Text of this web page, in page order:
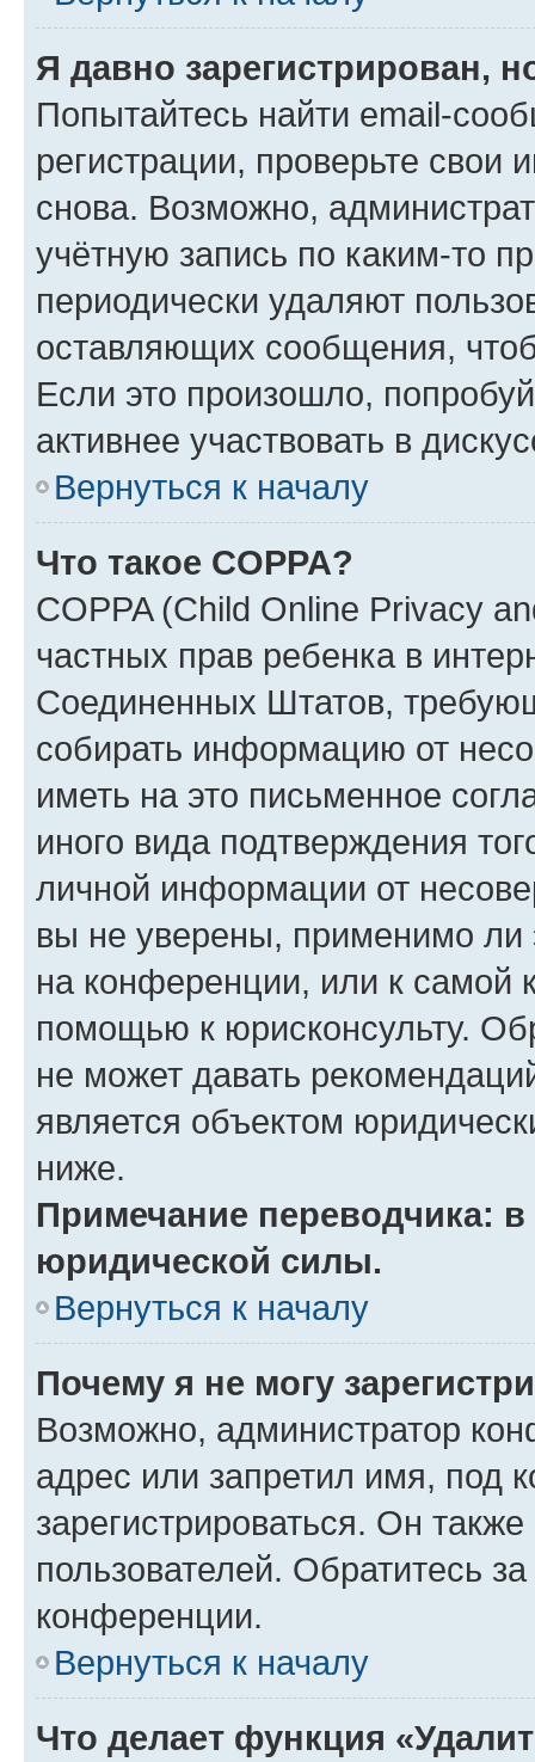
Я давно зарегистрирован,
Попытайтесь найти email-
регистрации, проверьте свои
снова. Возможно,
учётную запись по каким-то
периодически удаляют
оставляющих сообщения,
Если это произошло,
активнее участвовать в
Вернуться к началу
Что такое COPPA?
COPPA (Child Online Privacy
частных прав ребенка в
Соединенных Штатов,
собирать информацию от
иметь на это письменное
иного вида подтверждения
личной информации от
вы не уверены, применимо ли
на конференции, или к самой
помощью к юрисконсульту.
не может давать
является объектом
ниже.
Примечание переводчика:
юридической силы.
Вернуться к началу
Почему я не могу
Возможно, администратор
адрес или запретил имя, под
зарегистрироваться. Он
пользователей. Обратитесь
конференции.
Вернуться к началу
Что делает функция